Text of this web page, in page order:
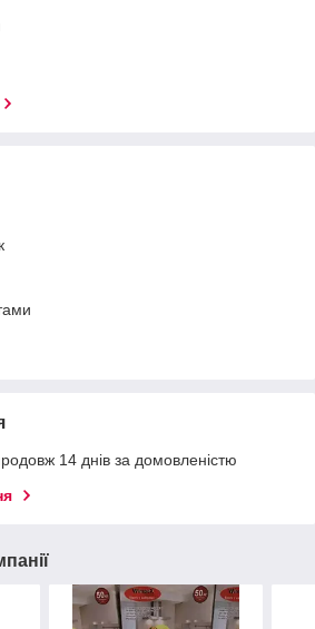
14 днів за домовленістю